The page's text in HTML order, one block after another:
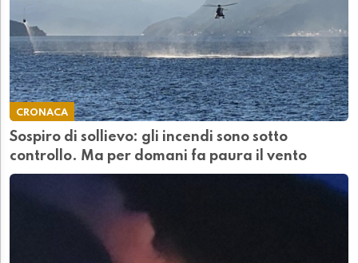
CRONACA
Sospiro di sollievo: gli incendi sono sotto
controllo. Ma per domani fa paura il vento